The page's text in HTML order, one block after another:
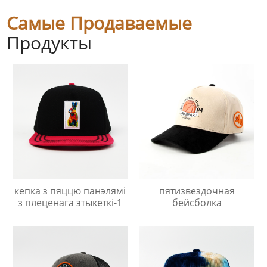
Самые Продаваемые
Продукты
кепка з пяццю панэлямі
з плеценага этыкеткі-1
пятизвездочная
бейсболка